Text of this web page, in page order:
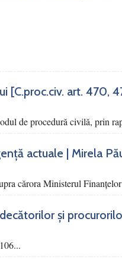
art. 470,
de procedură civilă, prin
actuale | Mirela
cărora Ministerul
și